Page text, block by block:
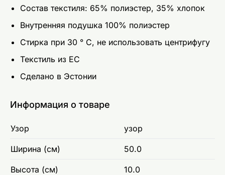
Состав текстиля: 65% полиэстер, 35% хлопок
Внутренняя подушка 100% полиэстер
Стирка при 30 ° C, не использовать центрифугу
Текстиль из ЕС
Сделано в Эстонии
Информация о товаре
Узор узор
Ширина (см) 50.0
Высота (см) 10.0